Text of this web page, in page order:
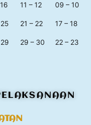
11 – 12 09 – 10
21 – 22 17 – 18
29 – 30 22 – 23